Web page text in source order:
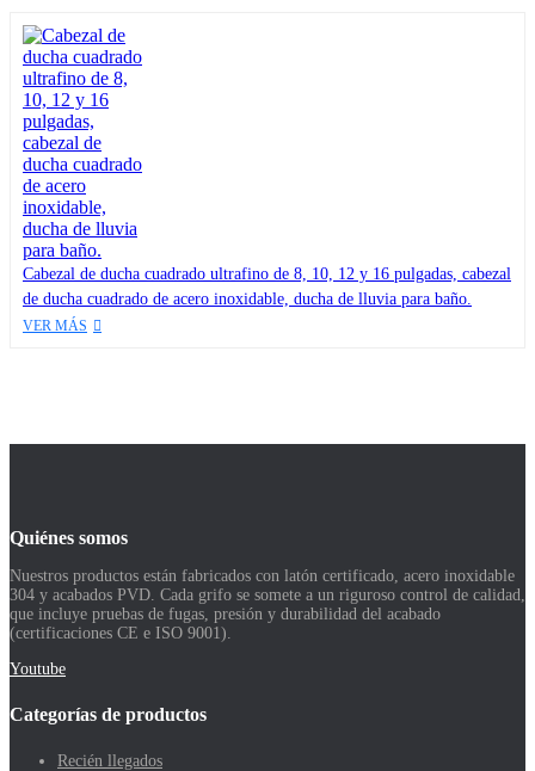
Cabezal de ducha cuadrado ultrafino de 8, 10, 12 y 16 pulgadas, cabezal
de ducha cuadrado de acero inoxidable, ducha de lluvia para baño.
VER MÁS
Quiénes somos
Nuestros productos están fabricados con latón certificado, acero inoxidable
304 y acabados PVD. Cada grifo se somete a un riguroso control de calidad,
que incluye pruebas de fugas, presión y durabilidad del acabado
(certificaciones CE e ISO 9001).
Youtube
Categorías de productos
Recién llegados